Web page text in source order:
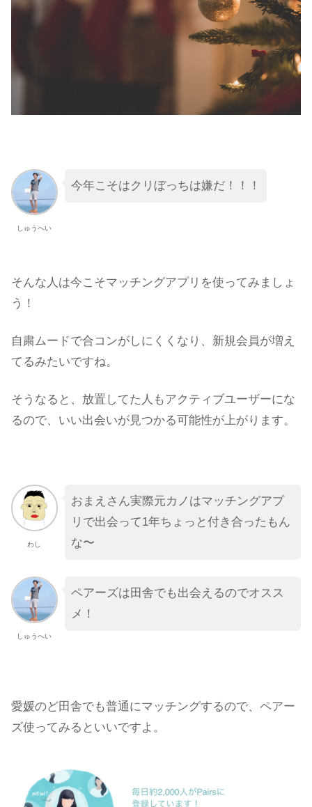
しゅうへい
今年こそはクリぼっちは嫌だ！！！
そんな人は今こそマッチングアプリを使ってみましょ
う！
自粛ムードで合コンがしにくくなり、新規会員が増え
てるみたいですね。
そうなると、放置してた人もアクティブユーザーにな
るので、いい出会いが見つかる可能性が上がります。
わし
おまえさん実際元カノはマッチングアプ
リで出会って1年ちょっと付き合ったもん
な〜
しゅうへい
ペアーズは田舎でも出会えるのでオスス
メ！
愛媛のど田舎でも普通にマッチングするので、ペアー
ズ使ってみるといいですよ。